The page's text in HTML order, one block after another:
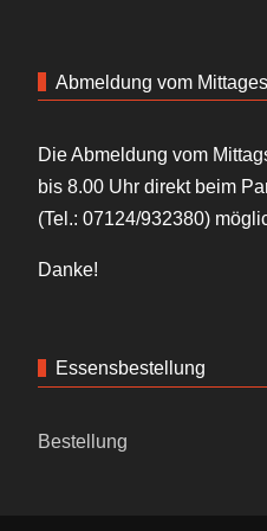
Abmeldung vom
Die Abmeldung vom
bis 8.00 Uhr direkt beim
(Tel.: 07124/932380)
Danke!
Essensbestellung
Bestellung